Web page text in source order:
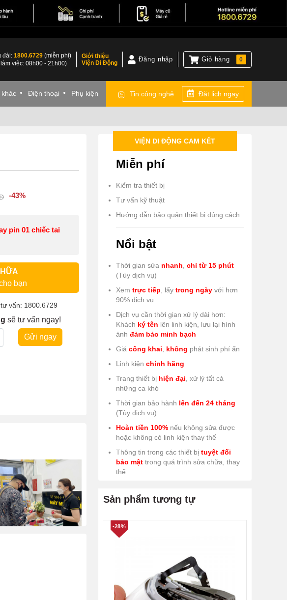
đài:1800.6729 (miễn phí)
việc: 08h00 - 21h00)
Giới thiệu
Viện Di Động
Đăng nhập Giỏ hàng 0
Điện thoại Phụ kiện Tin công nghệ Đặt lịch ngay
-43%
pin 01 chiếc tai
bạn
vấn: 1800.6729
sẽ tư vấn ngay!
Gửi ngay
VIỆN DI ĐỘNG CAM KẾT
Miễn phí
Kiểm tra thiết bị
Tư vấn kỹ thuật
Hướng dẫn bảo quản thiết bị đúng cách
Nổi bật
Thời gian sửa nhanh chỉ từ 15 phút
(Tùy dịch vụ)
Xem trực tiếp , lấy trong ngày với hơn
90% dịch vụ
Dịch vụ cần thời gian xử lý dài hơn:
Khách ký tên lên linh kiện, lưu lại hình
ảnh đảm bảo minh bạch
Giá công khai không phát sinh phí ẩn
Linh kiện chính hãng
Trang thiết bị hiện đại , xử lý tất cả
những ca khó
Thời gian bảo hành lên đến 24 tháng
(Tùy dịch vụ)
Hoàn tiền 100% nếu không sửa được
hoặc không có linh kiện thay thế
Thông tin trong các thiết bị tuyệt đối
bảo mật trong quá trình sửa chữa, thay
thế
Sản phẩm tương tự
-28%